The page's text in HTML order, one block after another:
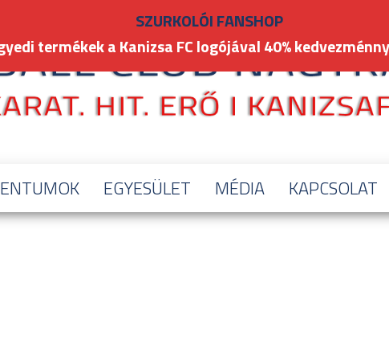
EGYESÜLET MÉDIA KAPCSOLAT
SZURKOLÓI FANSHOP
termékek a Kanizsa FC logójával 40%